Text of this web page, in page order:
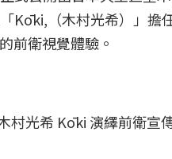
Kōki,（木村光希）」擔
前衛視覺體驗。